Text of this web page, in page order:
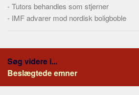
-Tutors behandles som stjerner
- IMF advarer mod nordisk boligboble
Søg videre i...
Beslægtede emner